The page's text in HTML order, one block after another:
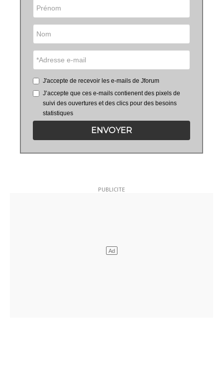
J'accepte de recevoir les e-mails de Jforum
J’accepte que ces e-mails contienent des pixels de
suivi des ouvertures et des clics pour des besoins
statistiques
ENVOYER